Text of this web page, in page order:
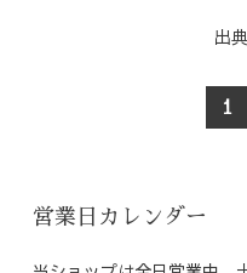
出
1
営業日カレンダー